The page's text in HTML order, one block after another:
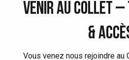
VENIR AU COLLET –
&
Vous venez nous rejoindre au